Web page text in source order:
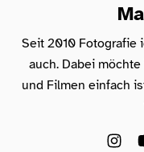
Seit 2010 Fotografie
auch. Dabei
und Filmen einfach